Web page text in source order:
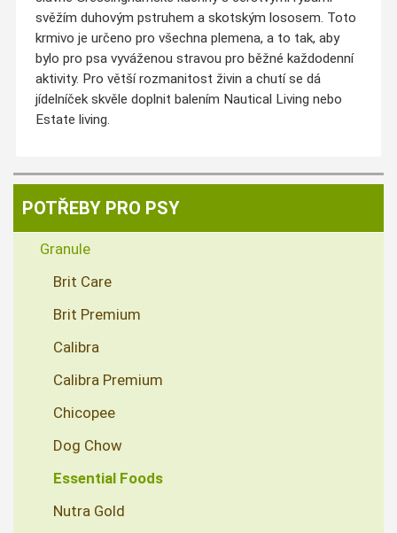
svěžím duhovým pstruhem a skotským lososem. Toto
krmivo je určeno pro všechna plemena, a to tak, aby
bylo pro psa vyváženou stravou pro běžné každodenní
aktivity. Pro větší rozmanitost živin a chutí se dá
jídelníček skvěle doplnit balením Nautical Living nebo
Estate living.
POTŘEBY PRO PSY
Granule
Brit Care
Brit Premium
Calibra
Calibra Premium
Chicopee
Dog Chow
Essential Foods
Nutra Gold